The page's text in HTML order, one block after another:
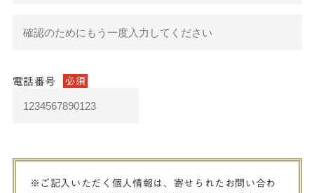
電話番号 必須
※ご記入いただく個人情報は、寄せられたお問い合わ